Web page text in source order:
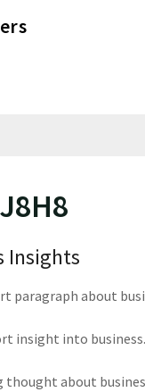
Insights
paragraph about
insight into business.
thought about